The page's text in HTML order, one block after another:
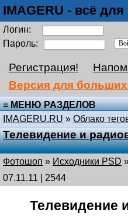
IMAGERU - всё
Логин:
Пароль:
Регистрация!
Версия для
≡ МЕНЮ РАЗДЕЛОВ
IMAGERU.RU » Облако
Телевидение и
Фотошоп » Исходники PSD
07.11.11 | 2544
Телевидение